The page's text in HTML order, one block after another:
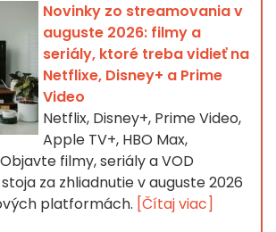
Novinky zo streamovania v
auguste 2026: filmy a
seriály, ktoré treba vidieť na
Netflixe, Disney+ a Prime
Video
Netflix, Disney+, Prime Video,
Apple TV+, HBO Max,
filmy, seriály a VOD
za zhliadnutie v auguste 2026
platformách. [Čítaj viac]